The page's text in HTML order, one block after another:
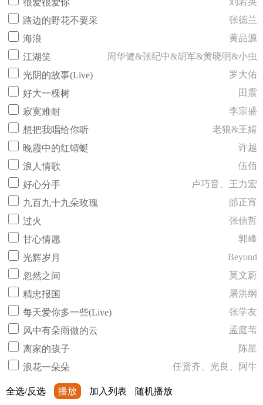
很爱很爱你
路边的野花不要采
张德兰
海浪
黄品源
江湖笑
周华健&张纪中&胡军&黄晓明&小虫
光阴的故事(Live)
罗大佑
好大一棵树
田震
寂寞难耐
李宗盛
想把我唱给你听
老狼&王婧
晚霞中的红蜻蜓
许越
浪人情歌
伍佰
好心分手
卢巧音、王力宏
九百九十九朵玫瑰
邰正宵
过火
张信哲
甘心情愿
郭峰
光辉岁月
Beyond
忽然之间
莫文蔚
精忠报国
屠洪纲
每天爱你多一些(Live)
张学友
风中有朵雨做的云
孟庭苇
离家的孩子
陈星
浪花一朵朵
任贤齐、光良、阿牛
全选/反选 播放 加入列表 随机播放